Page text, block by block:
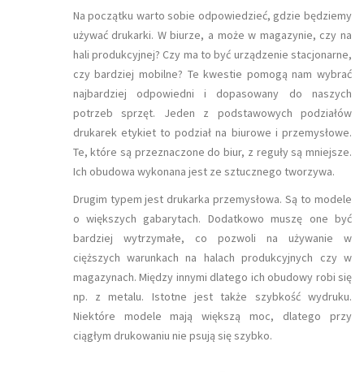
Na początku warto sobie odpowiedzieć, gdzie będziemy
używać drukarki. W biurze, a może w magazynie, czy na
hali produkcyjnej? Czy ma to być urządzenie stacjonarne,
czy bardziej mobilne? Te kwestie pomogą nam wybrać
najbardziej odpowiedni i dopasowany do naszych
potrzeb sprzęt. Jeden z podstawowych podziałów
drukarek etykiet to podział na biurowe i przemysłowe.
Te, które są przeznaczone do biur, z reguły są mniejsze.
Ich obudowa wykonana jest ze sztucznego tworzywa.
Drugim typem jest drukarka przemysłowa. Są to modele
o większych gabarytach. Dodatkowo muszę one być
bardziej wytrzymałe, co pozwoli na używanie w
cięższych warunkach na halach produkcyjnych czy w
magazynach. Między innymi dlatego ich obudowy robi się
np. z metalu. Istotne jest także szybkość wydruku.
Niektóre modele mają większą moc, dlatego przy
ciągłym drukowaniu nie psują się szybko.